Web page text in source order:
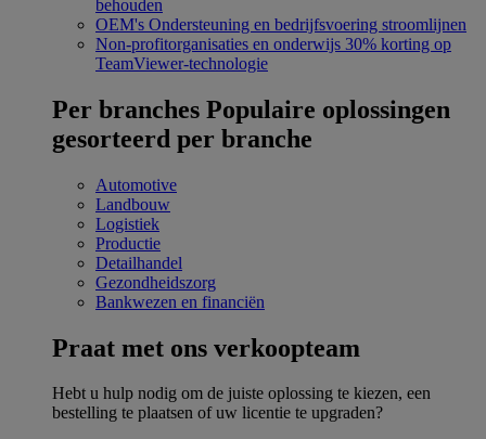
behouden
OEM's Ondersteuning en bedrijfsvoering stroomlijnen
Non-profitorganisaties en onderwijs 30% korting op
TeamViewer-technologie
Per branches Populaire oplossingen
gesorteerd per branche
Automotive
Landbouw
Logistiek
Productie
Detailhandel
Gezondheidszorg
Bankwezen en financiën
Praat met ons verkoopteam
Hebt u hulp nodig om de juiste oplossing te kiezen, een
bestelling te plaatsen of uw licentie te upgraden?